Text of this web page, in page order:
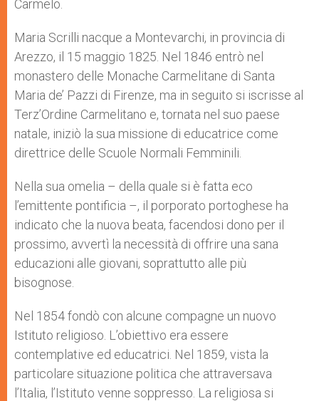
Carmelo.
Maria Scrilli nacque a Montevarchi, in provincia di
Arezzo, il 15 maggio 1825. Nel 1846 entrò nel
monastero delle Monache Carmelitane di Santa
Maria de’ Pazzi di Firenze, ma in seguito si iscrisse al
Terz’Ordine Carmelitano e, tornata nel suo paese
natale, iniziò la sua missione di educatrice come
direttrice delle Scuole Normali Femminili.
Nella sua omelia – della quale si è fatta eco
l’emittente pontificia –, il porporato portoghese ha
indicato che la nuova beata, facendosi dono per il
prossimo, avvertì la necessità di offrire una sana
educazioni alle giovani, soprattutto alle più
bisognose.
Nel 1854 fondò con alcune compagne un nuovo
Istituto religioso. L’obiettivo era essere
contemplative ed educatrici. Nel 1859, vista la
particolare situazione politica che attraversava
l’Italia, l’Istituto venne soppresso. La religiosa si